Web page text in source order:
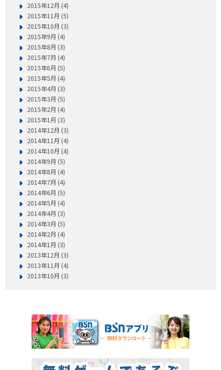
2015年12月 (4)
2015年11月 (5)
2015年10月 (3)
2015年9月 (4)
2015年8月 (3)
2015年7月 (4)
2015年6月 (5)
2015年5月 (4)
2015年4月 (3)
2015年3月 (5)
2015年2月 (4)
2015年1月 (3)
2014年12月 (3)
2014年11月 (4)
2014年10月 (4)
2014年9月 (5)
2014年8月 (4)
2014年7月 (4)
2014年6月 (5)
2014年5月 (4)
2014年4月 (3)
2014年3月 (5)
2014年2月 (4)
2014年1月 (3)
2013年12月 (3)
2013年11月 (4)
2013年10月 (3)